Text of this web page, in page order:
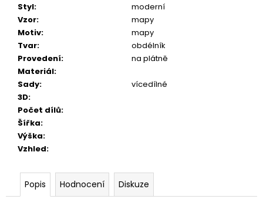
Styl:
moderní
Vzor:
mapy
Motiv:
mapy
Tvar:
obdélník
Provedení:
na plátně
Materiál:
Sady:
vícedílné
3D:
Počet dílů:
Šířka:
Výška:
Vzhled:
Popis Hodnocení Diskuze